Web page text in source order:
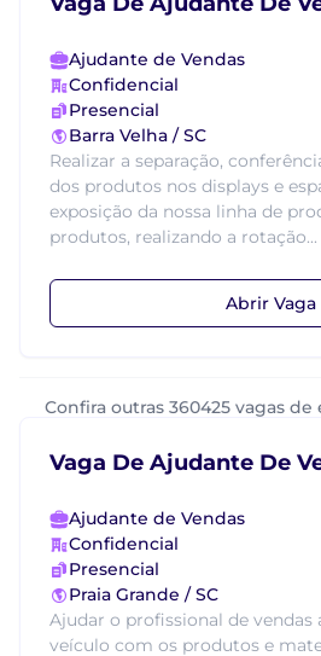
Ajudante de Vendas
Confidencial
Presencial
Barra Velha / SC
Realizar a separação,
dos produtos nos displays e
exposição da nossa linha de
produtos, realizando a rotação...
Abrir Vaga
Confira outras 360425 vagas
Vaga De Ajudante De
Ajudante de Vendas
Confidencial
Presencial
Praia Grande / SC
Ajudar o profissional de vendas
veículo com os produtos e